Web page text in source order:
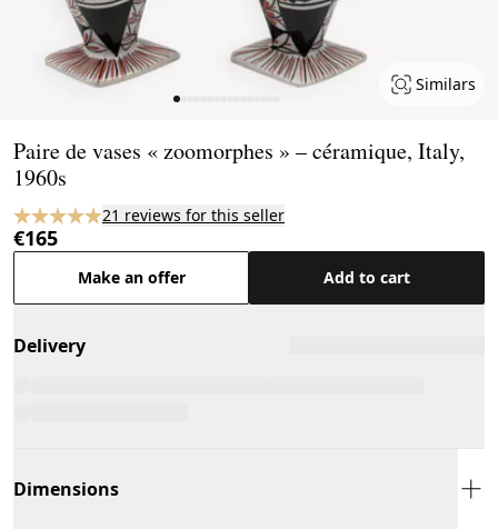
Similars
Paire de vases « zoomorphes » – céramique, Italy,
1960s
21 reviews for this seller
€165
Make an offer Add to cart
Delivery
Dimensions